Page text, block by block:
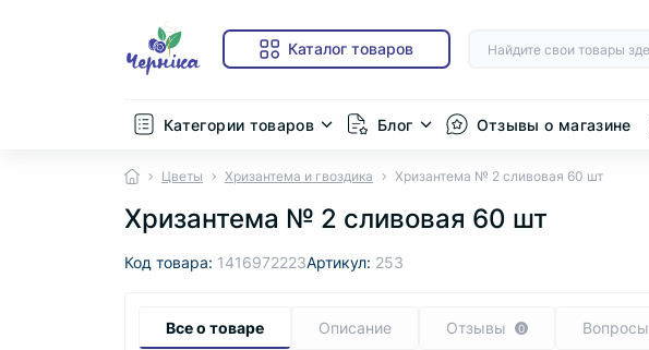
Каталог товаров
Категории товаров Блог Отзывы о магазине
Цветы Хризантема и гвоздика Хризантема № 2 сливовая 60 шт
Хризантема № 2 сливовая 60 шт
Код товара: 1416972223Артикул: 253
Все о товаре Описание Отзывы 0 Вопросы